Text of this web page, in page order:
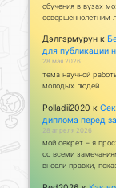
обучения в вузах
совершеннолетним
Дэлгэрмурун к
для публикации
28 мая 2026
тема научной
молодых людей
Polladii2020 к
диплома перед
28 апреля 2026
мой секрет – я
со всеми
внесли правки,